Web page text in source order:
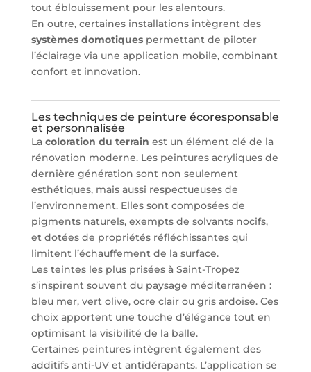
tout éblouissement pour les alentours.
En outre, certaines installations intègrent des
systèmes domotiquespermettant de piloter
l’éclairage via une application mobile, combinant
confort et innovation.
Les techniques de peinture écoresponsable
et personnalisée
La coloration du terrain est un élément clé de la
rénovation moderne. Les peintures acryliques de
dernière génération sont non seulement
esthétiques, mais aussi respectueuses de
l’environnement. Elles sont composées de
pigments naturels, exempts de solvants nocifs,
et dotées de propriétés réfléchissantes qui
limitent l’échauffement de la surface.
Les teintes les plus prisées à Saint-Tropez
s’inspirent souvent du paysage méditerranéen :
bleu mer, vert olive, ocre clair ou gris ardoise. Ces
choix apportent une touche d’élégance tout en
optimisant la visibilité de la balle.
Certaines peintures intègrent également des
additifs anti-UV et antidérapants. L’application se